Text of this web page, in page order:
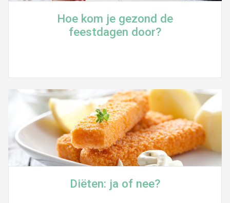
Hoe kom je gezond de
feestdagen door?
Diëten: ja of nee?